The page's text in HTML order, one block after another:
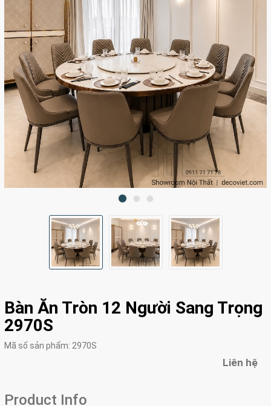
Bàn Ăn Tròn 12 Người Sang Trọng
2970S
Mã số sản phẩm: 2970S
Liên hệ
Product Info